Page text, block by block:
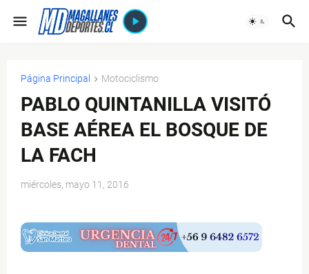
Página Principal Motociclismo
PABLO QUINTANILLA VISITÓ
BASE AÉREA EL BOSQUE DE
LA FACH
miércoles, mayo 11, 2016